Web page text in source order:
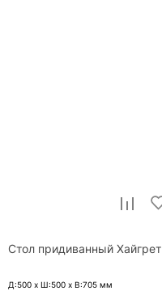
Стол придиванный Хайгрет
Д:500 x Ш:500 x В:705 мм